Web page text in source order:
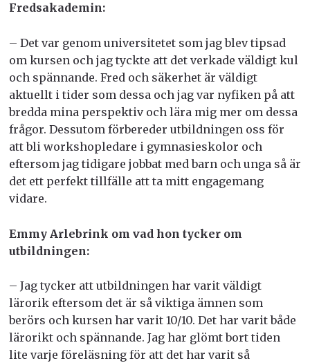
Fredsakademin:
– Det var genom universitetet som jag blev tipsad
om kursen och jag tyckte att det verkade väldigt kul
och spännande. Fred och säkerhet är väldigt
aktuellt i tider som dessa och jag var nyfiken på att
bredda mina perspektiv och lära mig mer om dessa
frågor. Dessutom förbereder utbildningen oss för
att bli workshopledare i gymnasieskolor och
eftersom jag tidigare jobbat med barn och unga så är
det ett perfekt tillfälle att ta mitt engagemang
vidare.
Emmy Arlebrink om vad hon tycker om
utbildningen:
– Jag tycker att utbildningen har varit väldigt
lärorik eftersom det är så viktiga ämnen som
berörs och kursen har varit 10/10. Det har varit både
lärorikt och spännande. Jag har glömt bort tiden
lite varje föreläsning för att det har varit så